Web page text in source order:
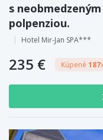
s
polpenziou.
Hotel Mir-Jan SPA***
235 € Kúpené 187